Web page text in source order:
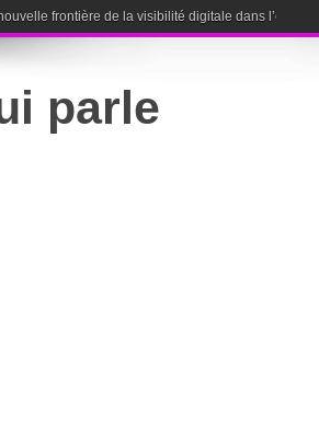
frontière de la visibilité digitale dans l’ère de